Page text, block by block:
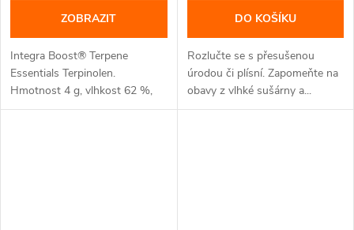
ZOBRAZIT
Integra Boost® Terpene
Essentials Terpinolen.
Hmotnost 4 g, vlhkost 62 %,
balení 1 ks.
DO KOŠÍKU
Rozlučte se s přesušenou
úrodou či plísní. Zapomeňte na
obavy z vlhké sušárny a...